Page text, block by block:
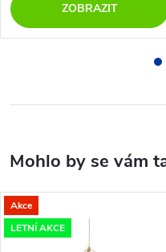
ZOBRAZIT
Akce
LETNÍ AKCE